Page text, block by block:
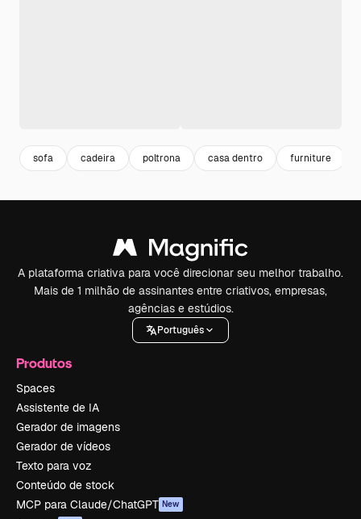
sofa cadeira poltrona casa dentro furniture
A plataforma criativa para você direcionar seu melhor trabalho.
Mais de 1 milhão de assinantes entre criativos, empresas,
agências e estúdios.
Português
Produtos
Spaces
Assistente de IA
Gerador de imagens
Gerador de vídeos
Texto para voz
Conteúdo de stock
MCP para Claude/ChatGPT New